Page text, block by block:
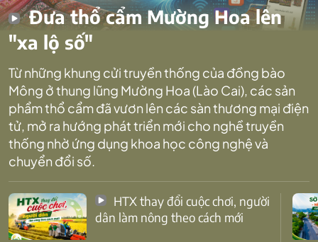
Đưa thổ cẩm Mường Hoa lên
"xa lộ số"
Từ những khung cửi truyền thống của đồng bào
Mông ở thung lũng Mường Hoa (Lào Cai), các sản
phẩm thổ cẩm đã vươn lên các sàn thương mại điện
tử, mở ra hướng phát triển mới cho nghề truyền
thống nhờ ứng dụng khoa học công nghệ và
chuyển đổi số.
dân làm nông theo cách mới